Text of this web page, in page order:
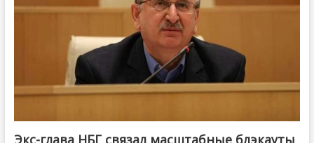
Экс-глава НБГ связал масштабные блэкауты